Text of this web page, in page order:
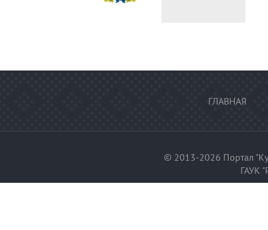
ГЛАВНАЯ
© 2013-2026 Портал
ГАУК